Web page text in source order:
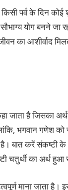
पर्व के दिन कोई
योग बनने जा
का आशीर्वाद
जाता है जिसका
भगवान गणेश
बात करें संकष्टी
चतुर्थी का अर्थ
माना जाता